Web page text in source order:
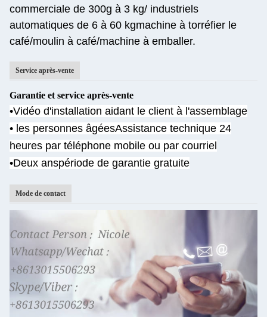
commerciale de 300g à 3 kg/ industriels
automatiques de 6 à 60 kgmachine à torréfier le
café/moulin à café/machine à emballer.
Service après-vente
Garantie et service après-vente
•Vidéo d'installation aidant le client à l'assemblage
• les personnes âgéesAssistance technique 24
heures par téléphone mobile ou par courriel
•Deux anspériode de garantie gratuite
Mode de contact